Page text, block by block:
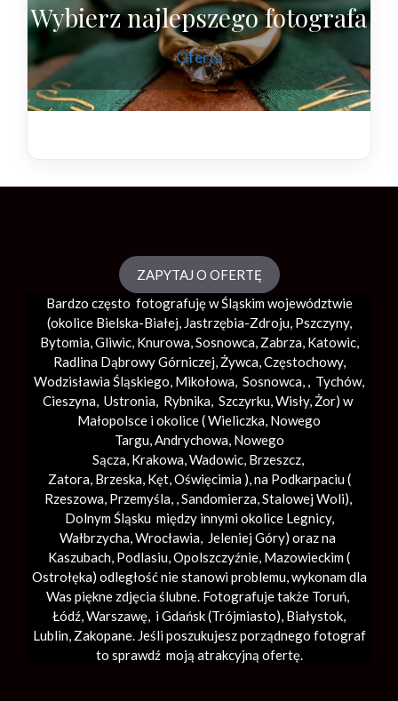
Wybierz najlepszego fotografa
Oferta
ZAPYTAJ O OFERTĘ
Bardzo często fotografuję w Śląskim województwie
(okolice Bielska-Białej, Jastrzębia-Zdroju, Pszczyny,
Bytomia, Gliwic, Knurowa, Sosnowca, Zabrza, Katowic,
Radlina Dąbrowy Górniczej, Żywca, Częstochowy,
Wodzisławia Śląskiego, Mikołowa, Sosnowca, , Tychów,
Cieszyna, Ustronia, Rybnika, Szczyrku, Wisły, Żor) w
Małopolsce i okolice (Wieliczka, Nowego
Targu,Andrychowa, Nowego
Sącza, Krakowa,Wadowic, Brzeszcz,
Zatora, Brzeska, Kęt,Oświęcimia), na Podkarpaciu (
Rzeszowa, Przemyśla, ,Sandomierza,Stalowej Woli),
Dolnym Śląsku między innymi okolice Legnicy,
Wałbrzycha,Wrocławia, Jeleniej Góry) oraz na
Kaszubach, Podlasiu, Opolszczyźnie, Mazowieckim (
Ostrołęka) odległość nie stanowi problemu, wykonam dla
Was piękne zdjęcia ślubne. Fotografuje także Toruń,
Łódź,Warszawę, i Gdańsk (Trójmiasto), Białystok,
Lublin, Zakopane. Jeśli poszukujesz porządnego fotograf
to sprawdź moją atrakcyjną ofertę.